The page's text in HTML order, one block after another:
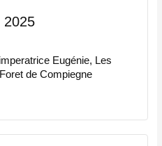
2025
Eugénie, Les
de Compiegne